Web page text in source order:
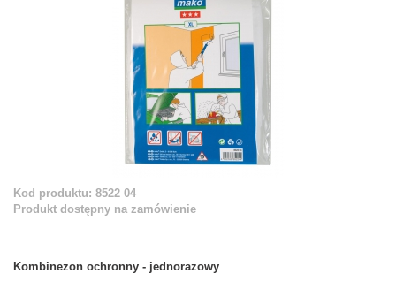
Kod produktu: 8522 04
Produkt dostępny na zamówienie
Kombinezon ochronny - jednorazowy